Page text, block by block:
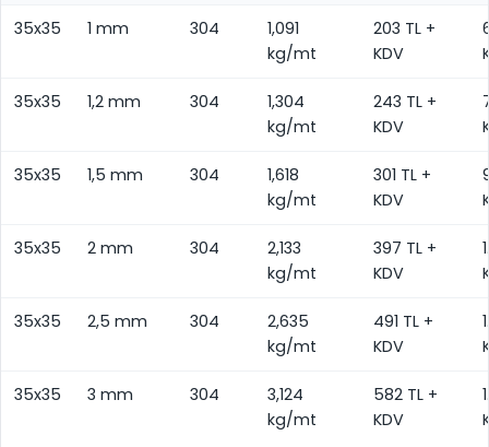
35x35 1 mm 304
1,091
kg/mt
203 TL +
KDV
35x35 1,2 mm 304
1,304
kg/mt
243 TL +
KDV
35x35 1,5 mm 304
1,618
kg/mt
301 TL +
KDV
35x35 2 mm 304
2,133
kg/mt
397 TL +
KDV
35x35 2,5 mm 304
2,635
kg/mt
491 TL +
KDV
35x35 3 mm 304
3,124
kg/mt
582 TL +
KDV